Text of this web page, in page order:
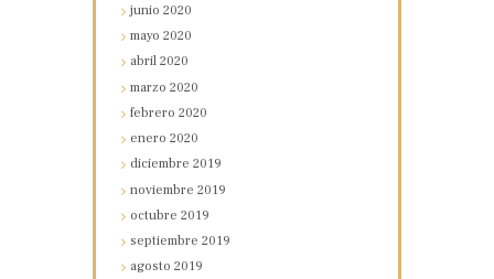
junio2020
mayo2020
abril2020
marzo2020
febrero2020
enero2020
diciembre2019
noviembre2019
octubre2019
septiembre2019
agosto2019